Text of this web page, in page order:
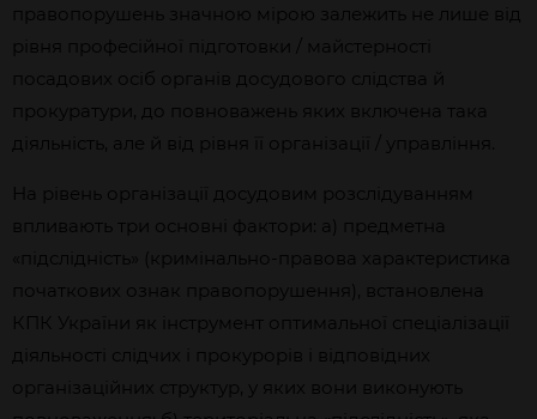
правопорушень значною мірою залежить не лише від
рівня професійної підготовки / майстерності
посадових осіб органів досудового слідства й
прокуратури, до повноважень яких включена така
діяльність, але й від рівня її організації / управління.
На рівень організації досудовим розслідуванням
впливають три основні фактори: а) предметна
«підслідність» (кримінально-правова характеристика
початкових ознак правопорушення), встановлена
КПК України як інструмент оптимальної спеціалізації
діяльності слідчих і прокурорів і відповідних
організаційних структур, у яких вони виконують